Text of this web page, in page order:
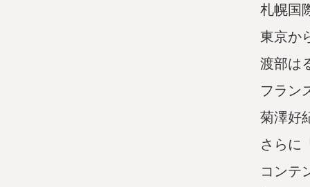
札幌国
東京か
渡部は
フラン
菊澤好
さらに
コンテ